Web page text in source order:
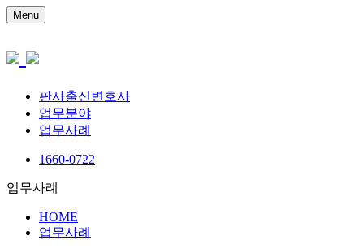
Menu
판사출신변호사
업무분야
업무사례
1660-0722
업무사례
HOME
업무사례